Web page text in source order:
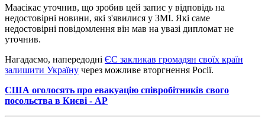
Маасікас уточнив, що зробив цей запис у відповідь на
недостовірні новини, які з'явилися у ЗМІ. Які саме
недостовірні повідомлення він мав на увазі дипломат не
уточнив.
Нагадаємо, напередодні ЄС закликав громадян своїх країн
залишити Україну через можливе вторгнення Росії.
США оголосять про евакуацію співробітників свого
посольства в Києві - АР